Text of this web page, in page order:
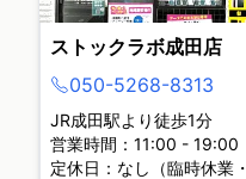
ストックラボ成田店
050-5268-8313
JR成田駅より徒歩1分
営業時間：11:00 - 19:00
定休日：なし（臨時休業・